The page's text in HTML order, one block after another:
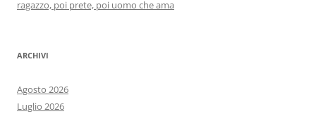
ragazzo, poi prete, poi uomo che ama
ARCHIVI
Agosto 2026
Luglio 2026